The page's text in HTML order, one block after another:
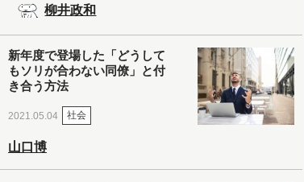
柳井政和
新年度で登場した「どうして
もソリが合わない同僚」と付
き合う方法
2021.05.04 社会
山口博